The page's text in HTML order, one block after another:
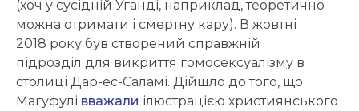
(хоч у сусідній Уганді, наприклад, теоретично
можна отримати і смертну кару). В жовтні
2018 року був створений справжній
підрозділ для викриття гомосексуалізму в
столиці Дар-ес-Саламі. Дійшло до того, що
Магуфулі вважали ілюстрацією християнського